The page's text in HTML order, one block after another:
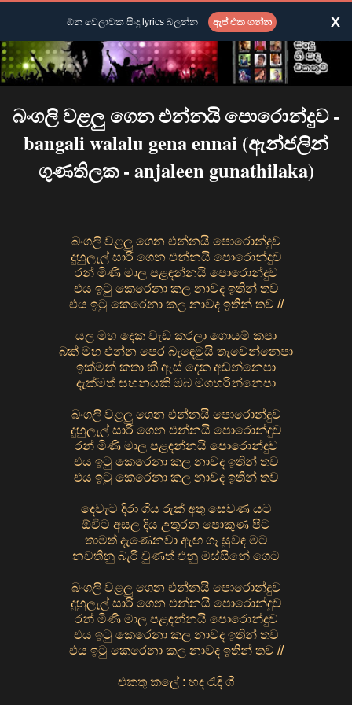
බංගලි වළලු ගෙන එන්නයි පොරොන්දුව -
bangali walalu gena ennai (ඇන්ජලින්
ගුණතිලක - anjaleen gunathilaka)
බංගලි වළලු ගෙන එන්නයි පොරොන්දුව
දුහුලැල් සාරි ගෙන එන්නයි පොරොන්දුව
රන් මිණි මාල පළඳන්නයි පොරොන්දුව
එය ඉටු කෙරෙනා කල නාවද ඉතින් තව
එය ඉටු කෙරෙනා කල නාවද ඉතින් තව //
යල මහ දෙක වැඩ කරලා ගොයම් කපා
බක් මහ එන්න පෙර බැඳෙමුයි තැවෙන්නෙපා
ඉක්මන් කතා කී ඇස් දෙක අඬන්නෙපා
දැක්මත් සහනයකි ඔබ මගහරින්නෙපා
බංගලි වළලු ගෙන එන්නයි පොරොන්දුව
දුහුලැල් සාරි ගෙන එන්නයි පොරොන්දුව
රන් මිණි මාල පළඳන්නයි පොරොන්දුව
එය ඉටු කෙරෙනා කල නාවද ඉතින් තව
එය ඉටු කෙරෙනා කල නාවද ඉතින් තව
දෙවැට දිරා ගිය රුක් අතු සෙවණ යට
ඕවිට අසල දිය උතුරන පොකුණ පිට
තාමත් දැණෙනවා ඇඟ ගෑ සුවඳ මට
නවතිනු බැරි වුණත් එනු මස්සිනේ ගෙට
බංගලි වළලු ගෙන එන්නයි පොරොන්දුව
දුහුලැල් සාරි ගෙන එන්නයි පොරොන්දුව
රන් මිණි මාල පළඳන්නයි පොරොන්දුව
එය ඉටු කෙරෙනා කල නාවද ඉතින් තව
එය ඉටු කෙරෙනා කල නාවද ඉතින් තව //
එකතු කලේ : හද රැදි ගී
ඕන වෙලාවක සිංදු lyrics බලන්න ඇප් එක ගන්න X